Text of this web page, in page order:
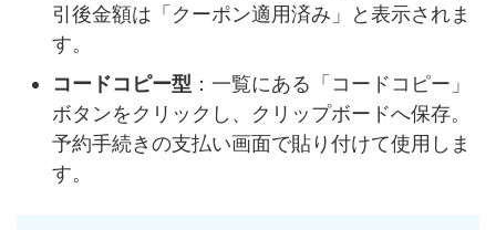
引後金額は「クーポン適用済み」と表示されま
す。
コードコピー型 ：一覧にある「コードコピー」
ボタンをクリックし、クリップボードへ保存。
予約手続きの支払い画面で貼り付けて使用しま
す。